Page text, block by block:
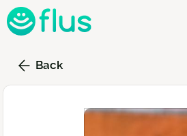
Skip
to
contentBack